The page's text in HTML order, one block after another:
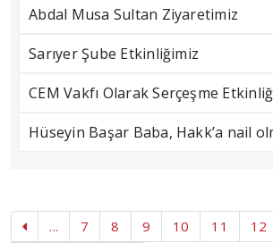
Abdal Musa Sultan Ziyaretimiz
Sarıyer Şube Etkinliğimiz
CEM Vakfı Olarak Serçeşme
Hüseyin Başar Baba, Hakk’a nail
... 7 8 9 10 11 12